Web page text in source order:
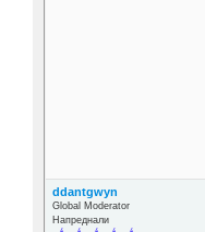
ddantgwyn
Global Moderator
Напреднали